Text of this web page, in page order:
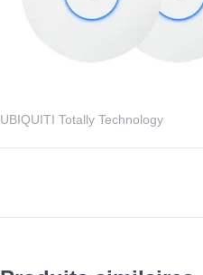
UBIQUITI Totally Technology